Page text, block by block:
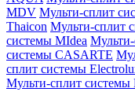
MDV Мульти-сплит
Thaicon Мульти-сплит
системы MIdea
системы CASARTE
сплит системы
Мульти-сплит системы